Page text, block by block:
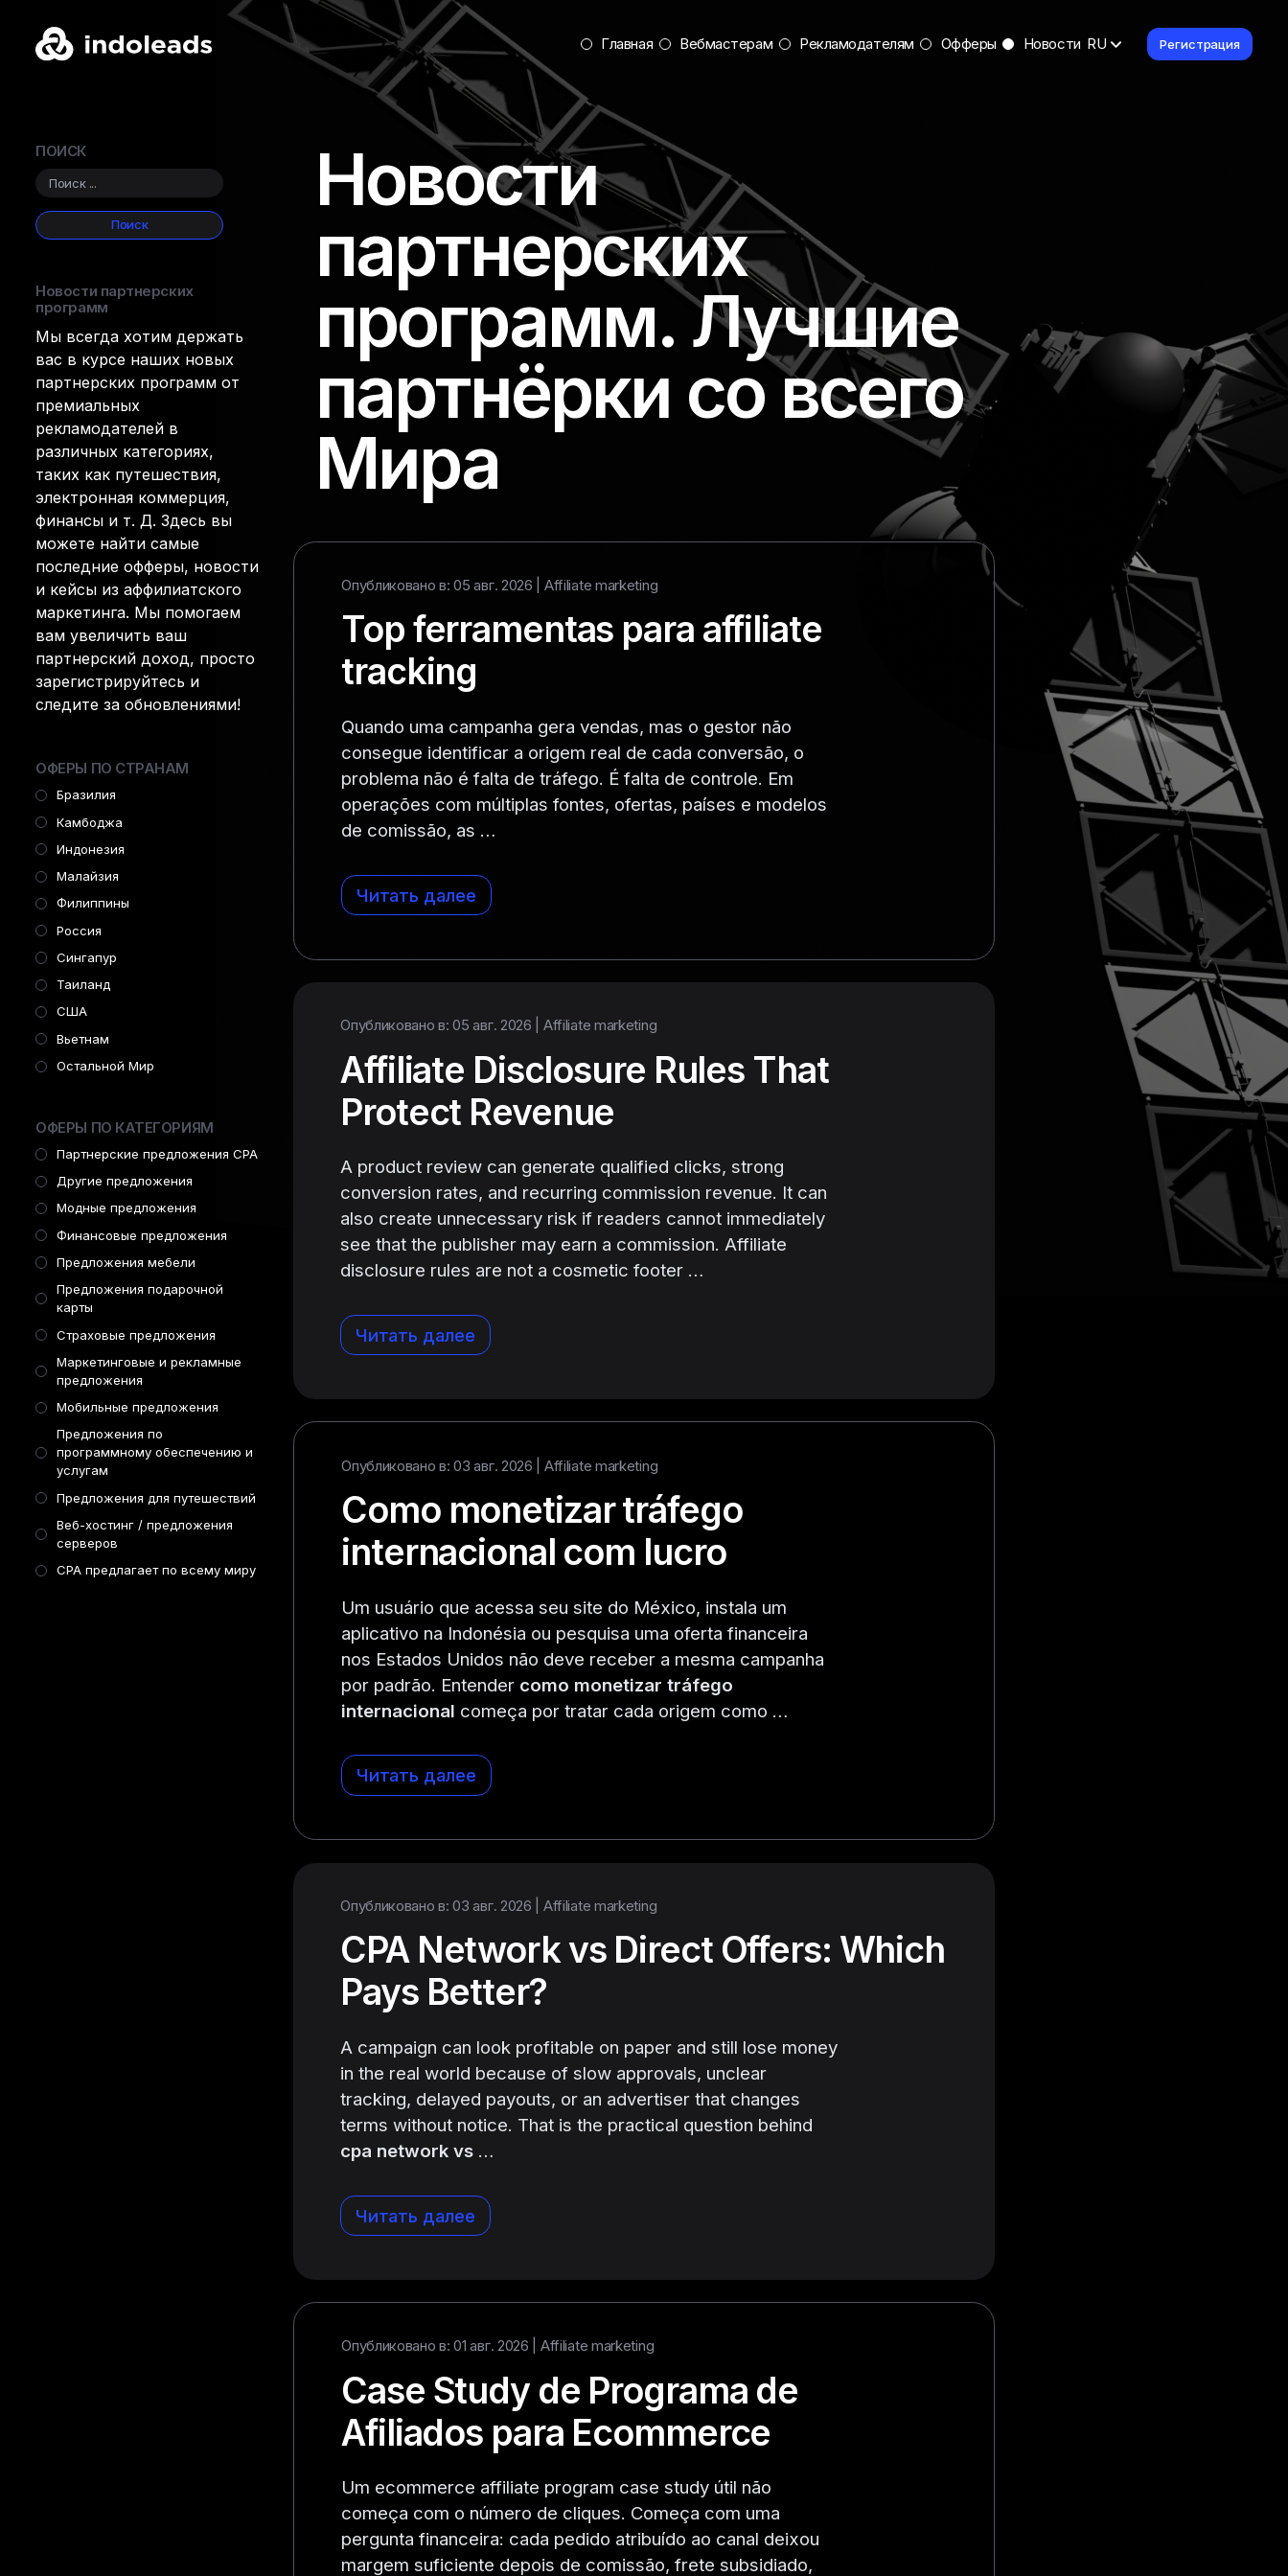
Главная Вебмастерам Рекламодателям Офферы Новости RU Регистрация
ПОИСК
Новости партнерских
программ
Мы всегда хотим держать
вас в курсе наших новых
партнерских программ от
премиальных
рекламодателей в
различных категориях,
таких как путешествия,
электронная коммерция,
финансы и т. Д. Здесь вы
можете найти самые
последние офферы, новости
и кейсы из аффилиатского
маркетинга. Мы помогаем
вам увеличить ваш
партнерский доход, просто
зарегистрируйтесь и
следите за обновлениями!
ОФЕРЫ ПО СТРАНАМ
Бразилия
Камбоджа
Индонезия
Малайзия
Филиппины
Россия
Сингапур
Таиланд
США
Вьетнам
Остальной Мир
ОФЕРЫ ПО КАТЕГОРИЯМ
Партнерские предложения CPA
Другие предложения
Модные предложения
Финансовые предложения
Предложения мебели
Предложения подарочной
карты
Страховые предложения
Маркетинговые и рекламные
предложения
Мобильные предложения
Предложения по
программному обеспечению и
услугам
Предложения для путешествий
Веб-хостинг / предложения
серверов
CPA предлагает по всему миру
Новости
партнерских
программ. Лучшие
партнёрки со всего
Мира
Опубликовано в: 05 авг. 2026 | Affiliate marketing
Top ferramentas para affiliate
tracking
Quando uma campanha gera vendas, mas o gestor não
consegue identificar a origem real de cada conversão, o
problema não é falta de tráfego. É falta de controle. Em
operações com múltiplas fontes, ofertas, países e modelos
de comissão, as …
Читать далее
Опубликовано в: 05 авг. 2026 | Affiliate marketing
Affiliate Disclosure Rules That
Protect Revenue
A product review can generate qualified clicks, strong
conversion rates, and recurring commission revenue. It can
also create unnecessary risk if readers cannot immediately
see that the publisher may earn a commission. Affiliate
disclosure rules are not a cosmetic footer …
Читать далее
Опубликовано в: 03 авг. 2026 | Affiliate marketing
Como monetizar tráfego
internacional com lucro
Um usuário que acessa seu site do México, instala um
aplicativo na Indonésia ou pesquisa uma oferta financeira
nos Estados Unidos não deve receber a mesma campanha
por padrão. Entender como monetizar tráfego
internacional começa por tratar cada origem como …
Читать далее
Опубликовано в: 03 авг. 2026 | Affiliate marketing
CPA Network vs Direct Offers: Which
Pays Better?
A campaign can look profitable on paper and still lose money
in the real world because of slow approvals, unclear
tracking, delayed payouts, or an advertiser that changes
terms without notice. That is the practical question behind
cpa network vs …
Читать далее
Опубликовано в: 01 авг. 2026 | Affiliate marketing
Case Study de Programa de
Afiliados para Ecommerce
Um ecommerce affiliate program case study útil não
começa com o número de cliques. Começa com uma
pergunta financeira: cada pedido atribuído ao canal deixou
margem suficiente depois de comissão, frete subsidiado,